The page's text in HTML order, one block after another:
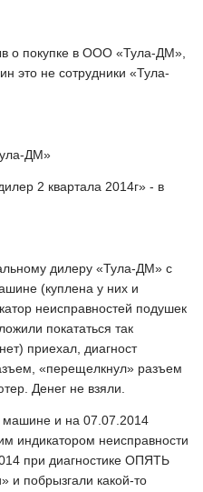
о покупке в ООО «Тула-ДМ»,
это не сотрудники «Тула-
ДМ»
2 квартала 2014г» - в
дилеру «Тула-ДМ» с
(куплена у них и
неисправностей подушек
покататься так
приехал, диагност
«перещелкнул» разъем
Денег не взяли.
машине и на 07.07.2014
индикатором неисправности
при диагностике ОПЯТЬ
и побрызгали какой-то